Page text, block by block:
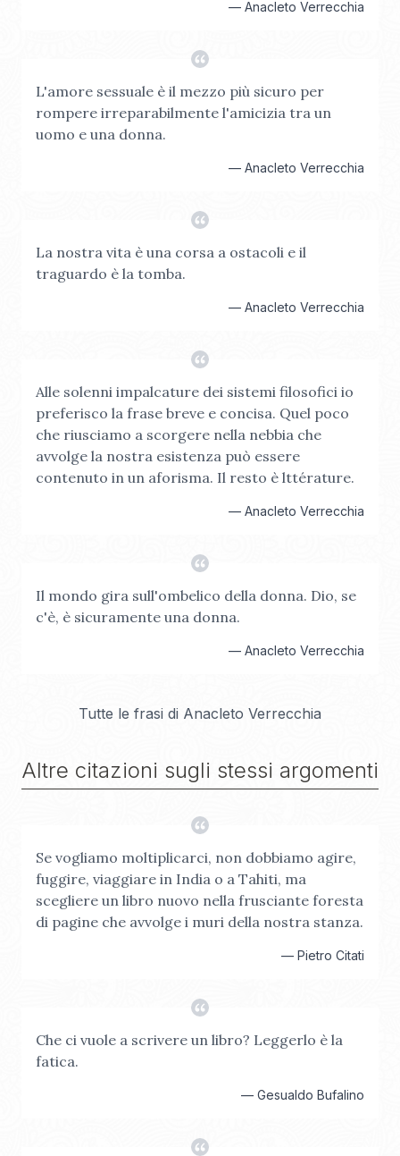
— Anacleto Verrecchia
L'amore sessuale è il mezzo più sicuro per
rompere irreparabilmente l'amicizia tra un
uomo e una donna.
— Anacleto Verrecchia
La nostra vita è una corsa a ostacoli e il
traguardo è la tomba.
— Anacleto Verrecchia
Alle solenni impalcature dei sistemi filosofici io
preferisco la frase breve e concisa. Quel poco
che riusciamo a scorgere nella nebbia che
avvolge la nostra esistenza può essere
contenuto in un aforisma. Il resto è lttérature.
— Anacleto Verrecchia
Il mondo gira sull'ombelico della donna. Dio, se
c'è, è sicuramente una donna.
— Anacleto Verrecchia
Tutte le frasi di Anacleto Verrecchia
Altre citazioni sugli stessi argomenti
Se vogliamo moltiplicarci, non dobbiamo agire,
fuggire, viaggiare in India o a Tahiti, ma
scegliere un libro nuovo nella frusciante foresta
di pagine che avvolge i muri della nostra stanza.
— Pietro Citati
Che ci vuole a scrivere un libro? Leggerlo è la
fatica.
— Gesualdo Bufalino